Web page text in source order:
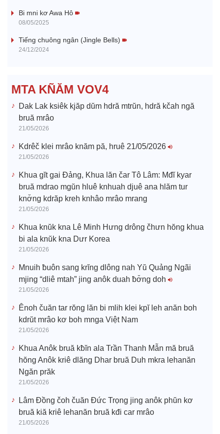
i
o
Bi mni kơ Awa Hô
08/05/2025
Tiếng chuông ngân (Jingle Bells)
24/12/2024
MTA KÑĂM VOV4
Dak Lak ksiêk kjăp dŭm hdră mtrŭn, hdră kčah ngă
bruă mrâo
21/05/2026
Kdrêč klei mrâo knăm pă, hruê 21/05/2026
21/05/2026
Khua gĭt gai Đảng, Khua lăn čar Tô Lâm: Mđĭ kyar
bruă mdrao mgŭn hluê knhuah djuê ana hlăm tur
knơ̆ng kdrăp kreh knhâo mrâo mrang
21/05/2026
Khua knŭk kna Lê Minh Hưng drông čhưn hŏng khua
bi ala knŭk kna Dưr Korea
21/05/2026
Mnuih ƀuôn sang krĭng dlông nah Yŭ Quảng Ngãi
mjing “dliê mtah” jing anôk duah ƀơ̆ng doh
21/05/2026
Ênoh čuăn tar rŏng lăn bi mlih klei kpĭ leh anăn boh
kdrŭt mrâo kơ boh mnga Việt Nam
21/05/2026
Khua Anôk bruă kƀĭn ala Trần Thanh Mẫn mă bruă
hŏng Anôk kriê dlăng Dhar bruă Duh mkra lehanăn
Ngăn prăk
21/05/2026
Lâm Đồng čoh čuăn Đức Trọng jing anôk phŭn kơ
bruă kiă kriê lehanăn bruă kđi car mrâo
21/05/2026